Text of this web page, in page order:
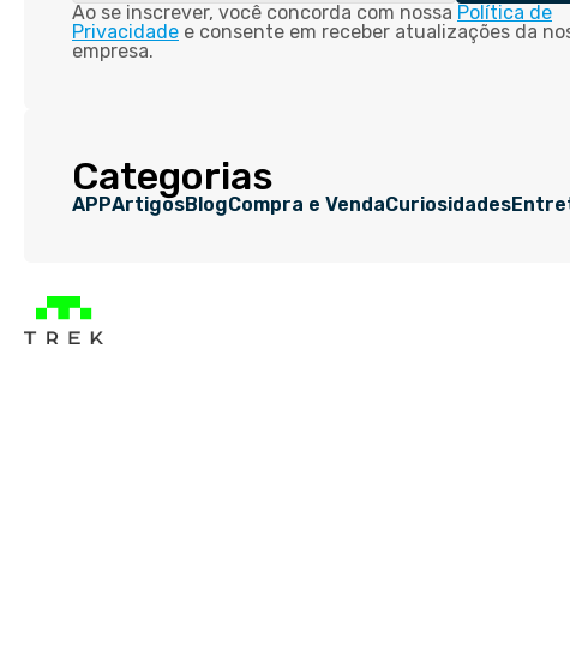
Ao se inscrever, você concorda com nossa Política de
Privacidade e consente em receber atualizações da
empresa.
Categorias
APPArtigosBlogCompra e VendaCuriosidades